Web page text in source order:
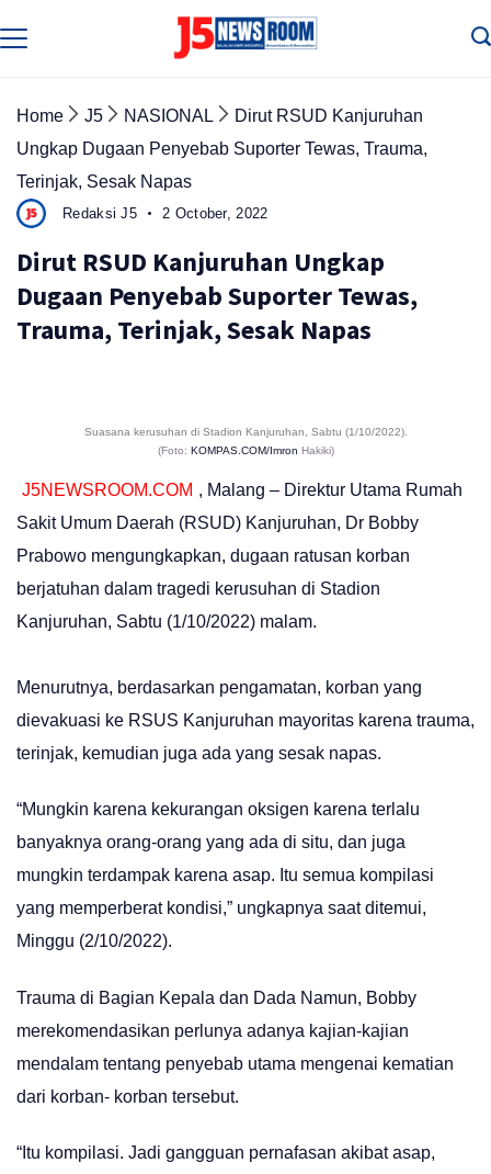
to
Home J5 NASIONAL
Dirut RSUD Kanjuruhan
Ungkap Dugaan Penyebab Suporter Tewas, Trauma,
Terinjak, Sesak Napas
Redaksi J5 2 October, 2022
Dirut RSUD Kanjuruhan Ungkap
Dugaan Penyebab Suporter Tewas,
Trauma, Terinjak, Sesak Napas
Suasana kerusuhan di Stadion Kanjuruhan, Sabtu (1/10/2022).
(Foto: KOMPAS.COM/Imron Hakiki)
J5NEWSROOM.COM , Malang – Direktur Utama Rumah
Sakit Umum Daerah (RSUD) Kanjuruhan, Dr Bobby
Prabowo mengungkapkan, dugaan ratusan korban
berjatuhan dalam tragedi kerusuhan di Stadion
Kanjuruhan, Sabtu (1/10/2022) malam.
Menurutnya, berdasarkan pengamatan, korban yang
dievakuasi ke RSUS Kanjuruhan mayoritas karena trauma,
terinjak, kemudian juga ada yang sesak napas.
“Mungkin karena kekurangan oksigen karena terlalu
banyaknya orang-orang yang ada di situ, dan juga
mungkin terdampak karena asap. Itu semua kompilasi
yang memperberat kondisi,” ungkapnya saat ditemui,
Minggu (2/10/2022).
Trauma di Bagian Kepala dan Dada Namun, Bobby
merekomendasikan perlunya adanya kajian-kajian
mendalam tentang penyebab utama mengenai kematian
dari korban- korban tersebut.
“Itu kompilasi. Jadi gangguan pernafasan akibat asap,